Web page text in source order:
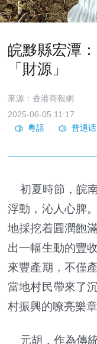
皖黟縣宏潭
「財源」
來源：香港商報網
2025-06-05 11:17
初夏時節，皖
浮動，沁人心脾
地採挖着圓潤飽
出一幅生動的豐
來豐產期，不僅
當地村民帶來了
村振興的嘹亮樂章
元胡，作為傳